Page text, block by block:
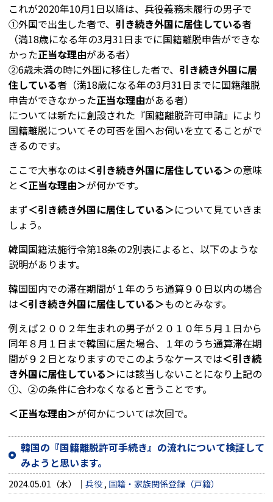
これが2020年10月1日以降は、兵役義務未履行の男子で
①外国で出生した者で、 引き続き外国に居住している者
（満18歳になる年の3月31日までに国籍離脱申告ができな
かった正当な理由がある者）
②6歳未満の時に外国に移住した者で、 引き続き外国に居
住している者（満18歳になる年の3月31日までに国籍離脱
申告ができなかった正当な理由がある者）
については新たに創設された『国籍離脱許可申請』により
国籍離脱についてその可否を国へお伺いを立てることがで
きるのです。
ここで大事なのは＜引き続き外国に居住している＞の意味
と ＜正当な理由＞が何かです。
まず＜引き続き外国に居住している＞について見ていきま
しょう。
韓国国籍法施行令第18条の2別表によると、以下のような
説明があります。
韓国国内での滞在期間が１年のうち通算９０日以内の場合
は＜引き続き外国に居住している＞ものとみなす。
例えば２００２年生まれの男子が２０１０年５月１日から
同年８月１日まで韓国に居た場合、１年のうち通算滞在期
間が９２日となりますのでこのようなケースでは＜引き続
き外国に居住している＞には該当しないことになり上記の
①、②の条件に合わなくなると言うことです。
＜正当な理由＞が何かについては次回で。
韓国の『国籍離脱許可手続き』の流れについて検証して
みようと思います。
2024.05.01（水） 兵役 , 国籍・家族関係登録（戸籍）